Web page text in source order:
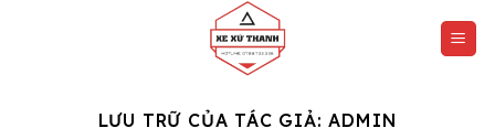
LƯU TRỮ CỦA TÁC GIẢ:ADMIN